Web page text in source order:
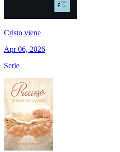
Cristo viene
Apr 06, 2026
Serie